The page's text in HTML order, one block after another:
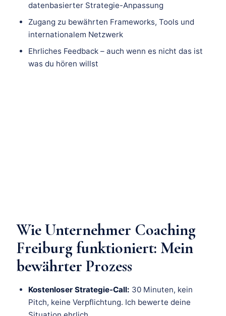
datenbasierter Strategie-Anpassung
Zugang zu bewährten Frameworks, Tools und
internationalem Netzwerk
Ehrliches Feedback – auch wenn es nicht das ist
was du hören willst
Wie Unternehmer Coaching
Freiburg funktioniert: Mein
bewährter Prozess
Kostenloser Strategie-Call: 30 Minuten, kein
Pitch, keine Verpflichtung. Ich bewerte deine